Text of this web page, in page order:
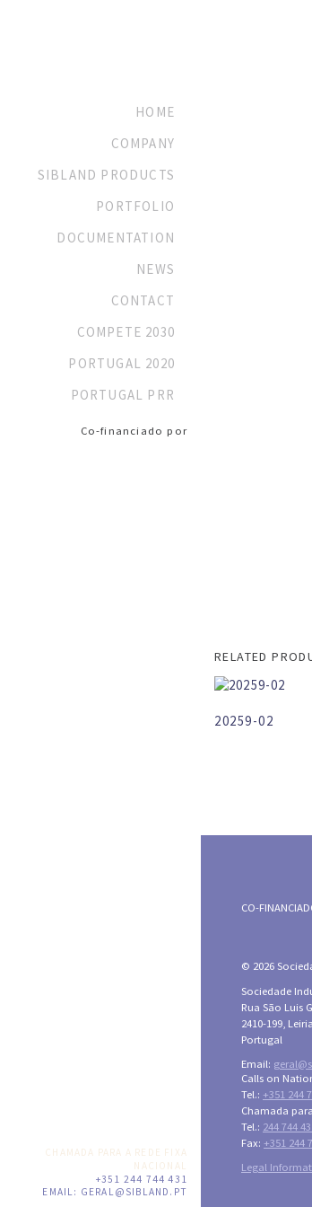
HOME
COMPANY
SIBLAND PRODUCTS
PORTFOLIO
DOCUMENTATION
NEWS
CONTACT
COMPETE 2030
PORTUGAL 2020
PORTUGAL PRR
Co-financiado por
CHAMADA PARA A REDE FIXA
NACIONAL
+351 244 744 431
EMAIL: GERAL@SIBLAND.PT
RELATED
20259-02
CO-
© 2026
Sociedade
Rua São Luis
2410-199, Leiria
Portugal
Email:
Calls on
Tel.: +351 244
Chamada
Tel.: 244 744
Fax: +351 244
Legal